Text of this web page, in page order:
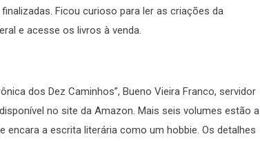
Ficou curioso para ler as criações da
e acesse os livros à venda.
dos Dez Caminhos”, Bueno Vieira Franco, servidor
no site da Amazon. Mais seis volumes estão a
encara a escrita literária como um hobbie. Os detalhes